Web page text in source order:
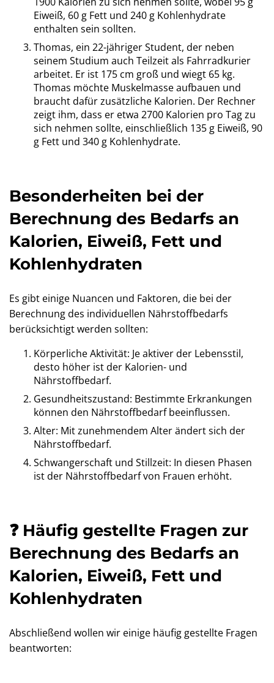
Eiweiß, 60 g Fett und 240 g Kohlenhydrate
enthalten sein sollten.
Thomas, ein 22-jähriger Student, der neben
seinem Studium auch Teilzeit als Fahrradkurier
arbeitet. Er ist 175 cm groß und wiegt 65 kg.
Thomas möchte Muskelmasse aufbauen und
braucht dafür zusätzliche Kalorien. Der Rechner
zeigt ihm, dass er etwa 2700 Kalorien pro Tag zu
sich nehmen sollte, einschließlich 135 g Eiweiß, 90
g Fett und 340 g Kohlenhydrate.
Besonderheiten bei der
Berechnung des Bedarfs an
Kalorien, Eiweiß, Fett und
Kohlenhydraten
Es gibt einige Nuancen und Faktoren, die bei der
Berechnung des individuellen Nährstoffbedarfs
berücksichtigt werden sollten:
Körperliche Aktivität: Je aktiver der Lebensstil,
desto höher ist der Kalorien- und
Nährstoffbedarf.
Gesundheitszustand: Bestimmte Erkrankungen
können den Nährstoffbedarf beeinflussen.
Alter: Mit zunehmendem Alter ändert sich der
Nährstoffbedarf.
Schwangerschaft und Stillzeit: In diesen Phasen
ist der Nährstoffbedarf von Frauen erhöht.
❓ Häufig gestellte Fragen zur
Berechnung des Bedarfs an
Kalorien, Eiweiß, Fett und
Kohlenhydraten
Abschließend wollen wir einige häufig gestellte Fragen
beantworten: